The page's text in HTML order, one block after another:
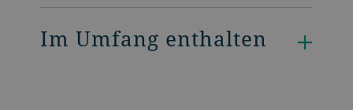
Im Umfang enthalten